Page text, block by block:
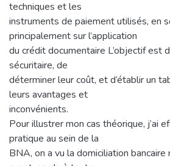
techniques et les
instruments de paiement utilisés, en
principalement sur l’application
du crédit documentaire L’objectif est
sécuritaire, de
déterminer leur coût, et d’établir un
leurs avantages et
inconvénients.
Pour illustrer mon cas théorique, j’ai
pratique au sein de la
BNA, on a vu la domiciliation bancaire